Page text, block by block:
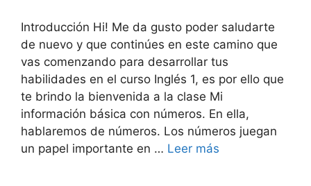
Introducción Hi! Me da gusto poder saludarte
de nuevo y que continúes en este camino que
vas comenzando para desarrollar tus
habilidades en el curso Inglés 1, es por ello que
te brindo la bienvenida a la clase Mi
información básica con números. En ella,
hablaremos de números. Los números juegan
un papel importante en … Leer más